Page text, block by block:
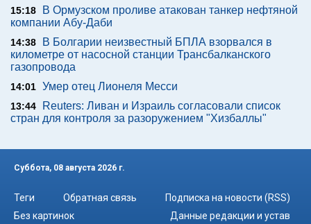
15:18
В Ормузском проливе атакован танкер нефтяной
компании Абу-Даби
14:38
В Болгарии неизвестный БПЛА взорвался в
километре от насосной станции Трансбалканского
газопровода
14:01 Умер отец Лионеля Месси
13:44
Reuters: Ливан и Израиль согласовали список
стран для контроля за разоружением "Хизбаллы"
Суббота, 08 августа 2026 г.
Теги Обратная связь
Подписка на новости (RSS)
Без картинок
Данные редакции и устав